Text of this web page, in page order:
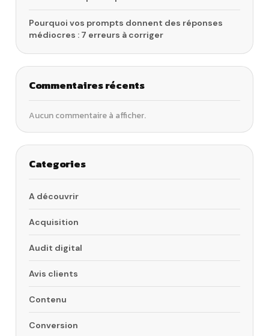
Pourquoi vos prompts donnent des réponses
médiocres : 7 erreurs à corriger
Commentaires récents
Aucun commentaire à afficher.
Categories
A découvrir
Acquisition
Audit digital
Avis clients
Contenu
Conversion